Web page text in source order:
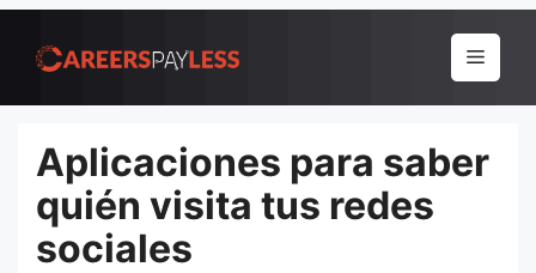
para
conteúdo
Menu
Aplicaciones para saber
quién visita tus redes
sociales